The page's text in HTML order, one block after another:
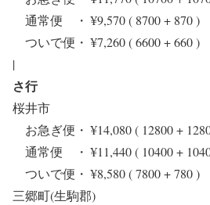
通常便 ・ ¥9,570 ( 8700 + 870
ついで便・ ¥7,260 ( 6600 + 660
|
さ行
桜井市
お急ぎ便・ ¥14,080 ( 12800 +
通常便 ・ ¥11,440 ( 10400 +
ついで便・ ¥8,580 ( 7800 + 780
三郷町(生駒郡)